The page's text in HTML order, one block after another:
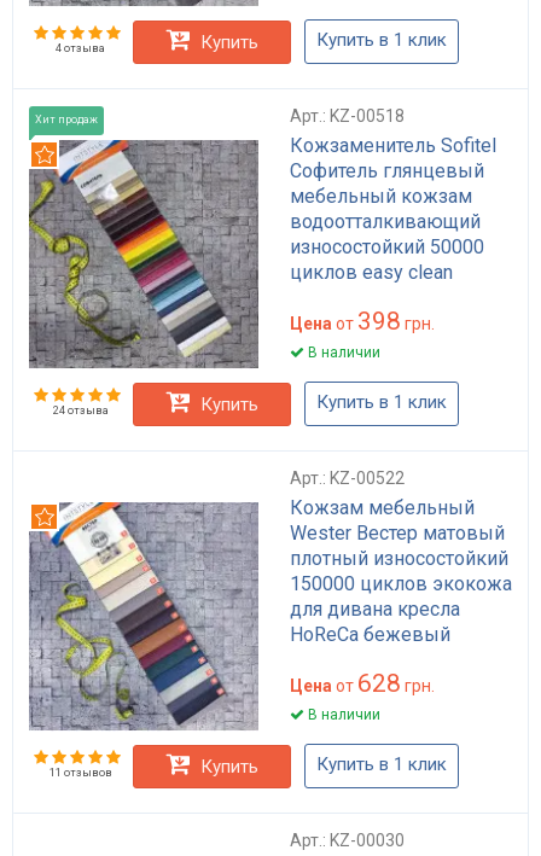
4 отзыва Купить Купить в 1 клик
Хит продаж Арт.: KZ-00518
Кожзаменитель Sofitel
Софитель глянцевый
мебельный кожзам
водоотталкивающий
износостойкий 50000
циклов easy clean
кухонного уголка,
стульев плотность 460
Рекомендуем
Цена от 398 грн.
В наличии
24 отзыва Купить Купить в 1 клик
Арт.: KZ-00522
Кожзам мебельный
Wester Вестер матовый
плотный износостойкий
150000 циклов экокожа
для дивана кресла
HoReCa бежевый
см
Рекомендуем
Цена от 628 грн.
В наличии
11 отзывов Купить Купить в 1 клик
Арт.: KZ-00030